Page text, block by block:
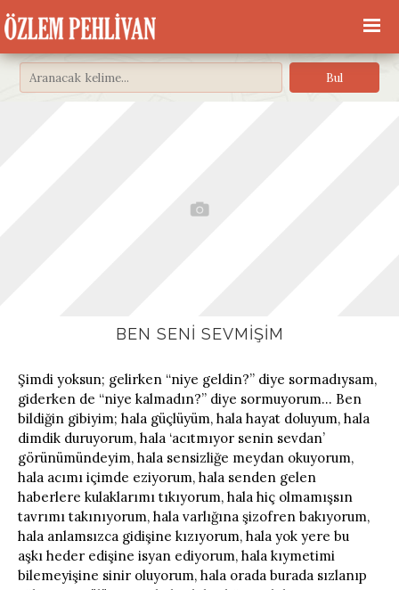
BEN SENI SEVMIŞIM
Şimdi yoksun; gelirken “niye geldin?” diye sormadıysam,
giderken de “niye kalmadın?” diye sormuyorum… Ben
bildiğin gibiyim; hala güçlüyüm, hala hayat doluyum, hala
dimdik duruyorum, hala ‘acıtmıyor senin sevdan’
görünümündeyim, hala sensizliğe meydan okuyorum,
hala acımı içimde eziyorum, hala senden gelen
haberlere kulaklarımı tıkıyorum, hala hiç olmamışsın
tavrımı takınıyorum, hala varlığına şizofren bakıyorum,
hala anlamsızca gidişine kızıyorum, hala yok yere bu
aşkı heder edişine isyan ediyorum, hala kıymetimi
bilemeyişine sinir oluyorum, hala orada burada sızlanıp